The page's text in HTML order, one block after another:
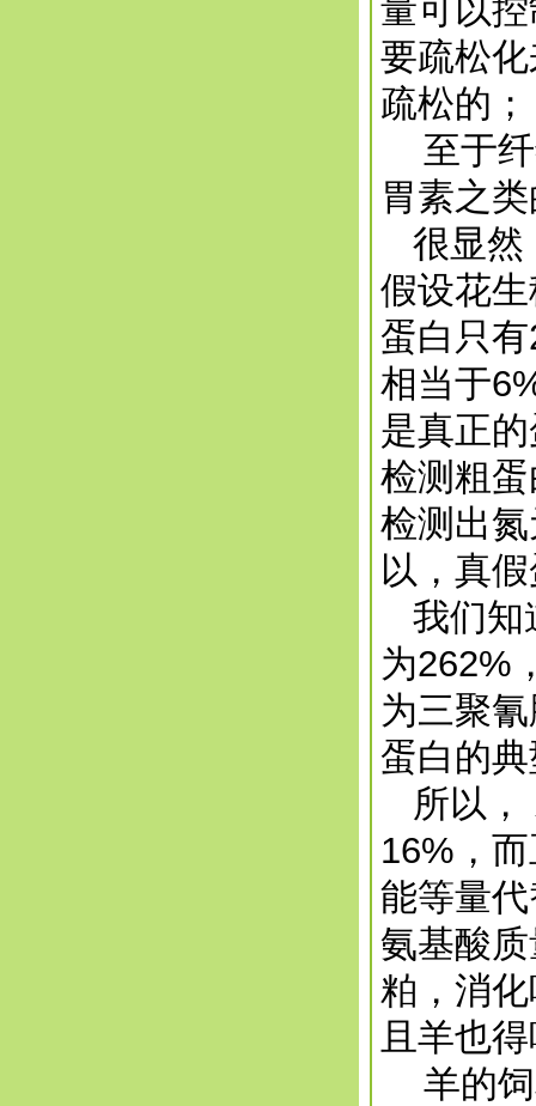
量可以
要疏松
疏松的；
至于纤
胃素之
很显然
假设花
蛋白只
相当于
是真正
检测粗
检测出
以，真
我们知
为262%
为三聚
蛋白的
所以，
16%，
能等量
氨基酸
粕，消
且羊也
羊的饲